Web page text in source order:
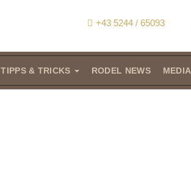
+43 5244 / 65093
TIPPS & TRICKS RODEL NEWS MEDIA